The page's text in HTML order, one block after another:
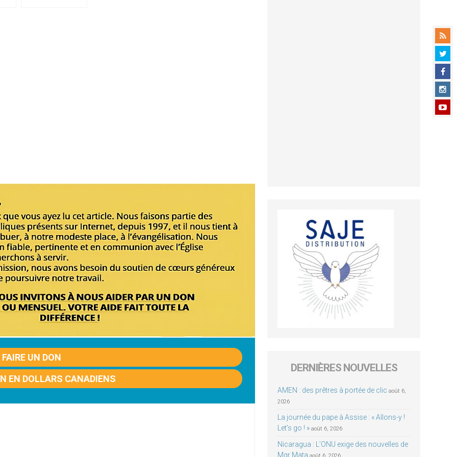
FAIRE UN DON
EN DOLLARS CANADIENS
DERNIÈRES NOUVELLES
AMEN : des prêtres à portée de clic août 6,
2026
La journée du pape à Assise : « Allons-y !
Let’s go ! » août 6, 2026
Nicaragua : L’ONU exige des nouvelles de
Mgr Mata